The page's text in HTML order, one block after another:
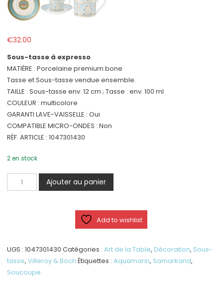
€32.00
Sous-tasse à expresso
MATIÈRE : Porcelaine premium bone
Tasse et Sous-tasse vendue ensemble.
TAILLE : Sous-tasse env. 12 cm ; Tasse : env. 100 ml
COULEUR : multicolore
GARANTI LAVE-VAISSELLE : Oui
COMPATIBLE MICRO-ONDES : Non
RÉF. ARTICLE : 1047301430
2 en stock
quantité
de
Ajouter au panier
Add to wishlist
UGS :1047301430 Catégories :Art de la Table,Décoration, Sous-
tasse,Villeroy & Boch Étiquettes :Aquamarin, Samarkand,
Soucoupe